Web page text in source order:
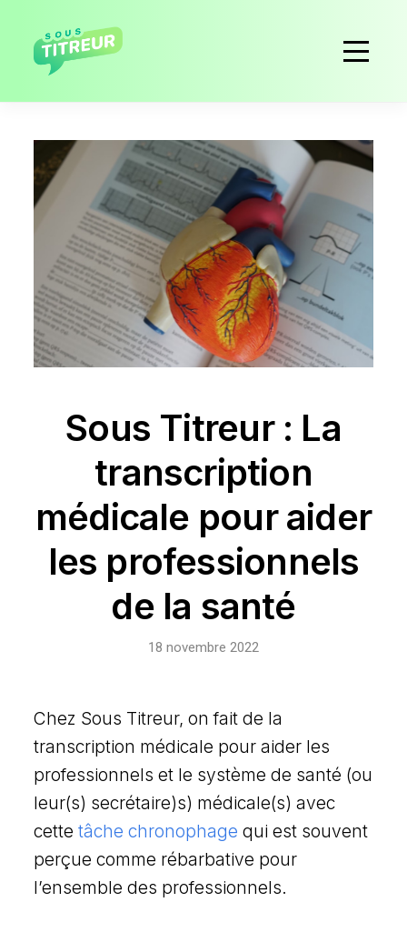
Sous Titreur : La
transcription
médicale pour aider
les professionnels
de la santé
18 novembre 2022
Chez Sous Titreur, on fait de la
transcription médicale pour aider les
professionnels et le système de santé (ou
leur(s) secrétaire)s) médicale(s) avec
cette tâche chronophage qui est souvent
perçue comme rébarbative pour
l’ensemble des professionnels.